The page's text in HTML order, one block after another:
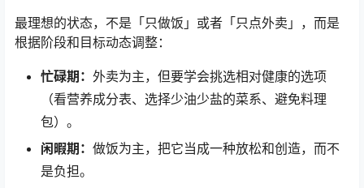
最理想的状态，不是「只做饭」或者「只点外卖」，而是
根据阶段和目标动态调整：
忙碌期： 外卖为主，但要学会挑选相对健康的选项
（看营养成分表、选择少油少盐的菜系、避免料理
包）。
闲暇期： 做饭为主，把它当成一种放松和创造，而不
是负担。